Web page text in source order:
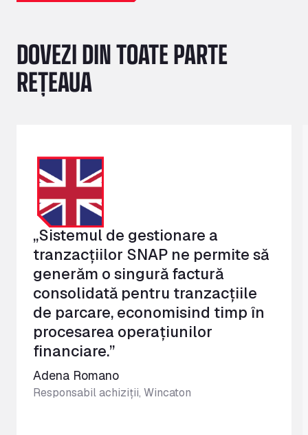
DOVEZI DIN TOATE PARTE
REȚEAUA
„Sistemul de gestionare a
tranzacțiilor SNAP ne permite să
generăm o singură factură
consolidată pentru tranzacțiile
de parcare, economisind timp în
procesarea operațiunilor
financiare.”
Adena Romano
Responsabil achiziții, Wincaton